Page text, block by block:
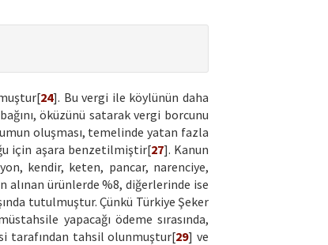
24]. Bu vergi ile köylünün daha
öküzünü satarak vergi borcunu
oluşması, temelinde yatan fazla
için aşara benzetilmiştir[27]. Kanun
kendir, keten, pancar, narenciye,
ürünlerde %8, diğerlerinde ise
tutulmuştur. Çünkü Türkiye Şeker
yapacağı ödeme sırasında,
tarafından tahsil olunmuştur[29] ve